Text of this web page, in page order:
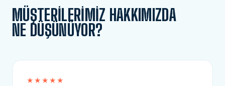
MÜŞTERILERIMIZ HAKKIMIZDA
NE DÜŞÜNÜYOR?
★★★★★